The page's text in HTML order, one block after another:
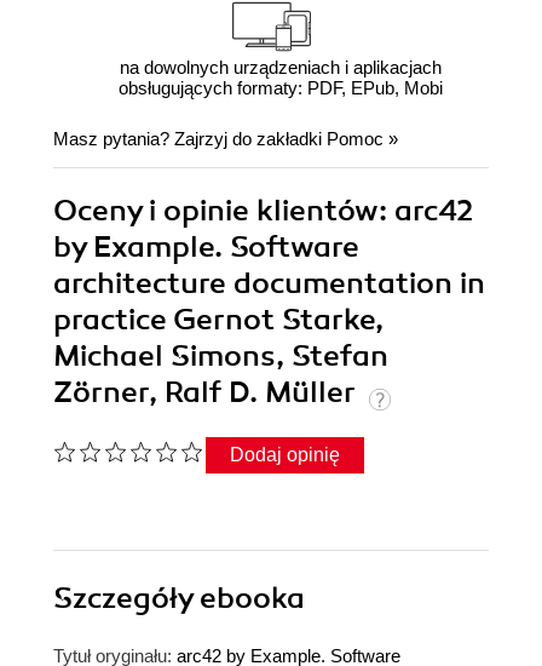
na dowolnych urządzeniach i aplikacjach
obsługujących formaty: PDF, EPub, Mobi
Masz pytania? Zajrzyj do zakładki Pomoc »
Oceny i opinie klientów: arc42
by Example. Software
architecture documentation in
practice Gernot Starke,
Michael Simons, Stefan
Zörner, Ralf D. Müller
Dodaj opinię
Szczegółyebooka
Tytuł oryginału: arc42 by Example. Software